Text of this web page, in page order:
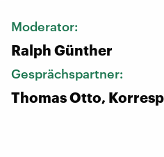
Moderator:
Ralph Günther
Gesprächspartner:
Thomas Otto,